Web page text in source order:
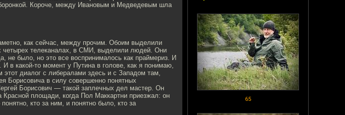
65
Короче, между Ивановым и Медведевым шла
как сейчас, между прочим. Обоим выделили
четырех телеканалах, в СМИ, выделили людей. Они
не было, но это все воспринималось как праймериз. И
в какой-то момент у Путина в голове, как я понимаю,
этот диалог с либералами здесь и с Западом там,
Борисовича в силу совершенно понятных
Борисович — такой заплечных дел мастер. Он
Красной площади, когда Пол Маккартни приезжал: он
кто за ним, и понятно было, кто за